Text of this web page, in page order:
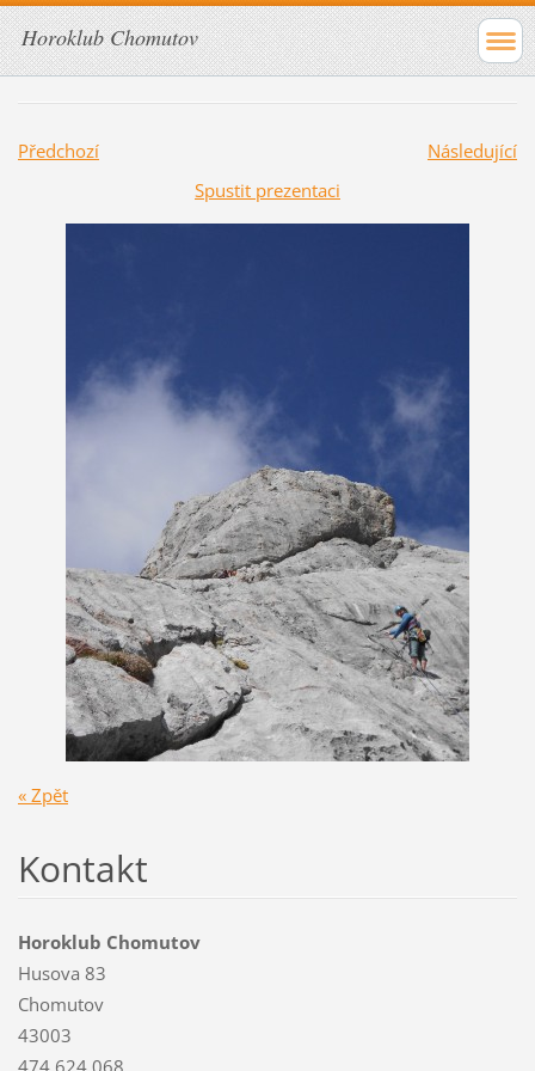
Horoklub Chomutov
Předchozí
Následující
Spustit prezentaci
« Zpět
Kontakt
Horoklub Chomutov
Husova 83
Chomutov
43003
474 624 068